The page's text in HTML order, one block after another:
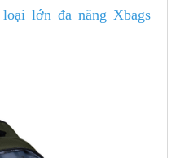
lớn đa năng Xbags